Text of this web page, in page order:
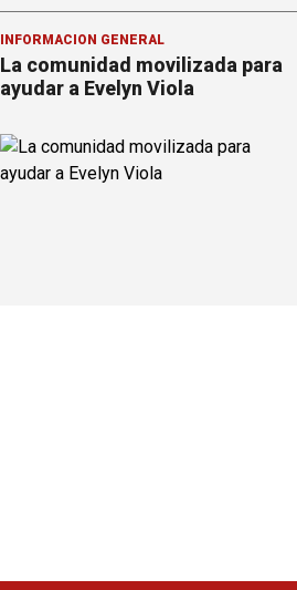
INFORMACION GENERAL
La comunidad movilizada para
ayudar a Evelyn Viola